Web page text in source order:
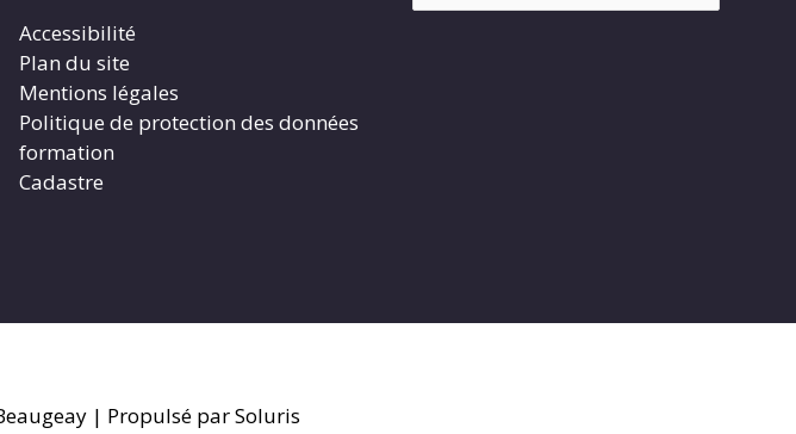
Accessibilité
Plan du site
Mentions légales
Politique de protection des données
formation
Cadastre
| Propulsé par Soluris